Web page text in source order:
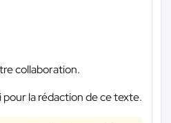
collaboration.
pour la rédaction de ce texte.